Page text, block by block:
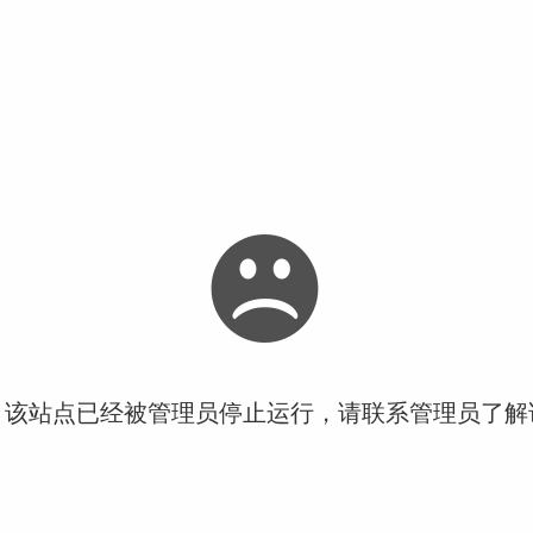
站点已经被管理员停止运行，请联系管理员了